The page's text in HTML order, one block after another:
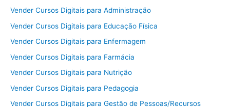
Vender Cursos Digitais para Administração
Vender Cursos Digitais para Educação Física
Vender Cursos Digitais para Enfermagem
Vender Cursos Digitais para Farmácia
Vender Cursos Digitais para Nutrição
Vender Cursos Digitais para Pedagogia
Vender Cursos Digitais para Gestão de Pessoas/Recursos